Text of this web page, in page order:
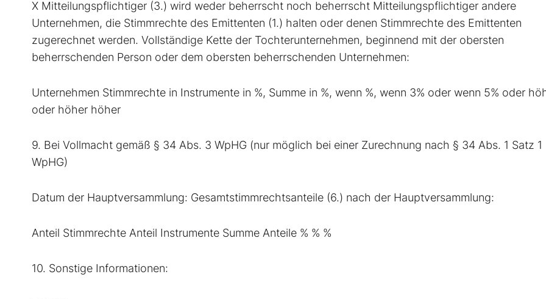
X Mitteilungspflichtiger (3.) wird weder beherrscht noch beherrscht Mitteilungspflichtiger andere
Unternehmen, die Stimmrechte des Emittenten (1.) halten oder denen Stimmrechte des Emittenten
zugerechnet werden. Vollständige Kette der Tochterunternehmen, beginnend mit der obersten
beherrschenden Person oder dem obersten beherrschenden Unternehmen:
Unternehmen Stimmrechte in Instrumente in %, Summe in %, wenn %, wenn 3% oder wenn 5% oder
oder höher höher
9. Bei Vollmacht gemäß § 34 Abs. 3 WpHG (nur möglich bei einer Zurechnung nach § 34 Abs. 1 Satz 1
WpHG)
Datum der Hauptversammlung: Gesamtstimmrechtsanteile (6.) nach der Hauptversammlung:
Anteil Stimmrechte Anteil Instrumente Summe Anteile % % %
10. Sonstige Informationen: